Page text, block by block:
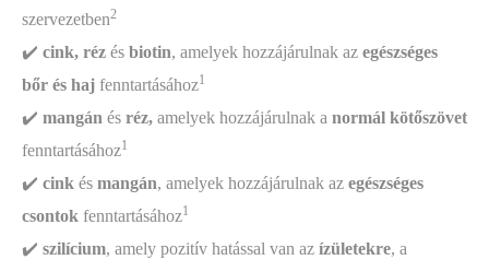
szervezetben2
✔️ cink, réz és biotin, amelyek hozzájárulnak az egészséges
bőr és haj fenntartásához1
✔️ mangán és réz, amelyek hozzájárulnak a normál kötőszövet
fenntartásához1
✔️ cink és mangán, amelyek hozzájárulnak az egészséges
csontok fenntartásához1
✔️ szilícium, amely pozitív hatással van az ízületekre, a